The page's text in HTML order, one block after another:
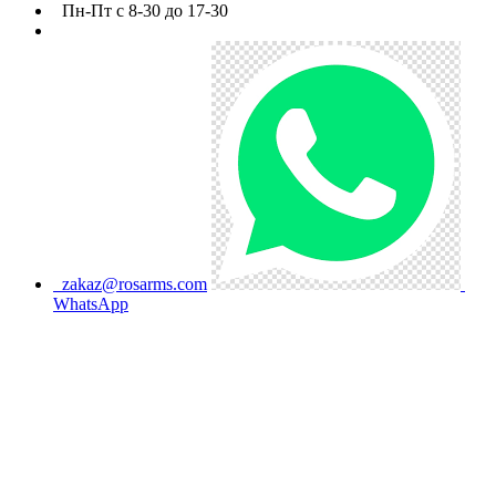
Пн-Пт с 8-30 до 17-30
zakaz@rosarms.com
WhatsApp